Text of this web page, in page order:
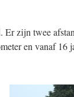
zijn twee
en vanaf 16